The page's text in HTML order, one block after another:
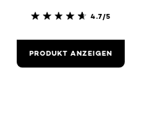
4.7/5
PRODUKT ANZEIGEN